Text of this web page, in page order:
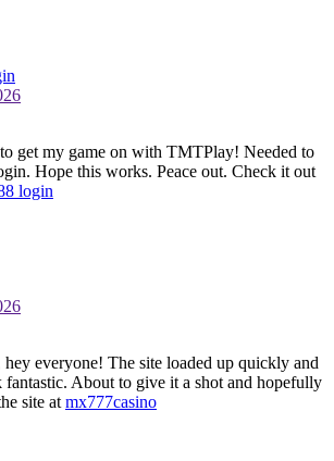
get my game on with TMTPlay! Needed to
Hope this works. Peace out. Check it out
login
everyone! The site loaded up quickly and
fantastic. About to give it a shot and hopefully
site at mx777casino